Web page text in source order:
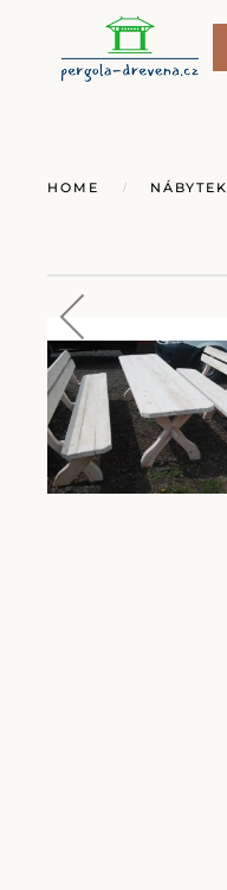
Přejít na hlavní obsah
HOME NÁBYTEK